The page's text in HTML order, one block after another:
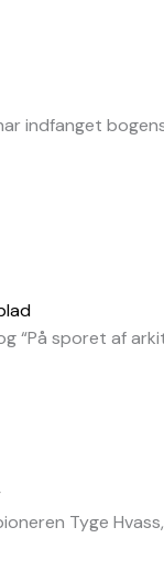
indfanget
“På sporet af
Tyge